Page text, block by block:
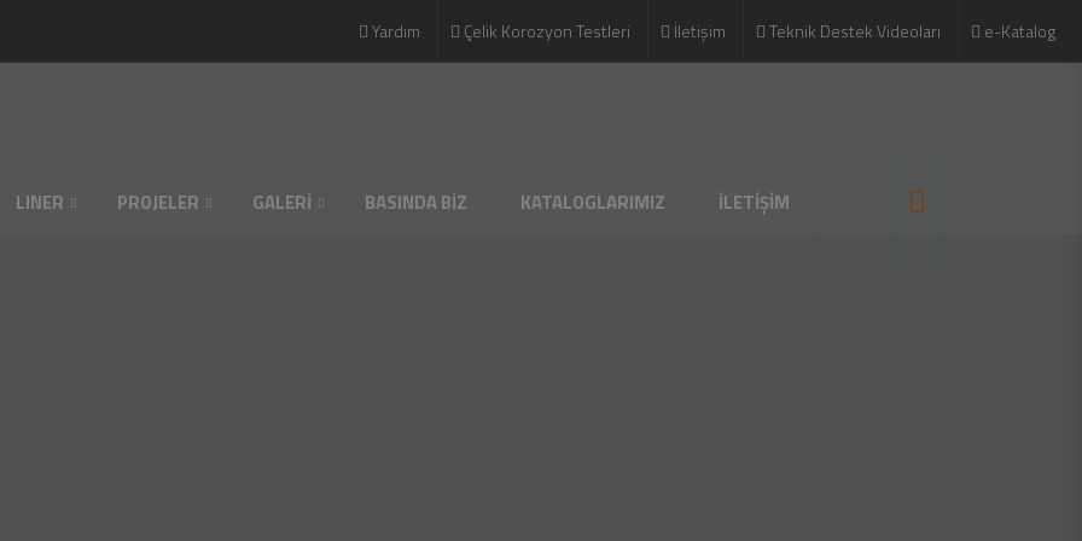
Yardım Çelik Korozyon Testleri İletişim Teknik Destek Videoları e-Katalog
LINER PROJELER GALERİ BASINDA BİZ KATALOGLARIMIZ İLETİŞİM